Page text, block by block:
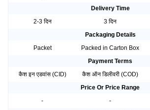
Delivery Time
2-3 दिन
3 दिन
Packaging Details
Packet
Packed in Carton Box
Payment Terms
कैश इन एडवांस (CID)
कैश ऑन डिलीवरी (COD)
Price Or Price Range
-
-